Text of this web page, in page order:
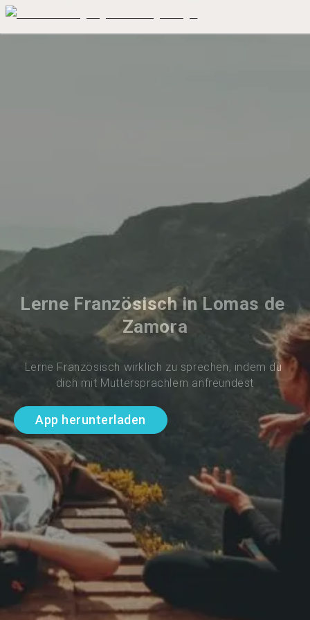
Lerne Französisch in Lomas de
Zamora
Lerne Französisch wirklich zu sprechen, indem du
dich mit Muttersprachlern anfreundest
App herunterladen